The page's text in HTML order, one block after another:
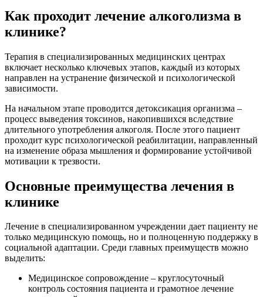
Как проходит лечение алкоголизма в
клинике?
Терапия в специализированных медицинских центрах
включает несколько ключевых этапов, каждый из которых
направлен на устранение физической и психологической
зависимости.
На начальном этапе проводится детоксикация организма –
процесс выведения токсинов, накопившихся вследствие
длительного употребления алкоголя. После этого пациент
проходит курс психологической реабилитации, направленный
на изменение образа мышления и формирование устойчивой
мотивации к трезвости.
Основные преимущества лечения в
клинике
Лечение в специализированном учреждении дает пациенту не
только медицинскую помощь, но и полноценную поддержку в
социальной адаптации. Среди главных преимуществ можно
выделить:
Медицинское сопровождение – круглосуточный
контроль состояния пациента и грамотное лечение